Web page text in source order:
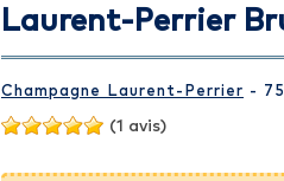
Laurent-Perrier
Champagne Laurent-Perrier -
(1 avis)